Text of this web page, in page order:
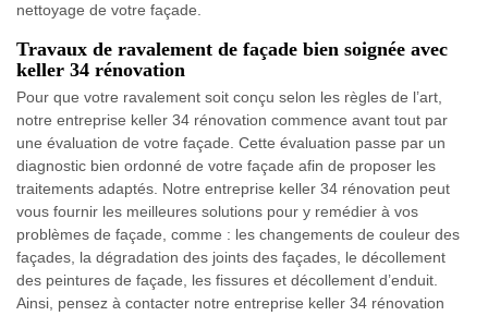
nettoyage de votre façade.
Travaux de ravalement de façade bien soignée avec
keller 34 rénovation
Pour que votre ravalement soit conçu selon les règles de l’art,
notre entreprise keller 34 rénovation commence avant tout par
une évaluation de votre façade. Cette évaluation passe par un
diagnostic bien ordonné de votre façade afin de proposer les
traitements adaptés. Notre entreprise keller 34 rénovation peut
vous fournir les meilleures solutions pour y remédier à vos
problèmes de façade, comme : les changements de couleur des
façades, la dégradation des joints des façades, le décollement
des peintures de façade, les fissures et décollement d’enduit.
Ainsi, pensez à contacter notre entreprise keller 34 rénovation